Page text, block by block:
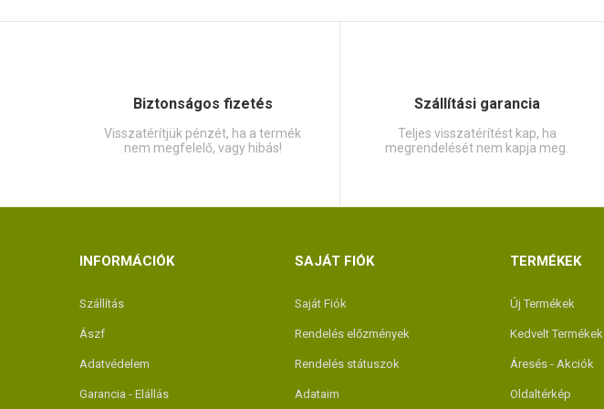
Biztonságos fizetés
Visszatérítjük pénzét, ha a termék
nem megfelelő, vagy hibás!
Szállítási garancia
Teljes visszatérítést kap, ha
megrendelését nem kapja meg.
INFORMÁCIÓK
Szállítás
Ászf
Adatvédelem
Garancia - Elállás
SAJÁT FIÓK
Saját Fiók
Rendelés előzmények
Rendelés státuszok
Adataim
TERMÉKEK
Új Termékek
Kedvelt Termékek
Áresés - Akciók
Oldaltérkép